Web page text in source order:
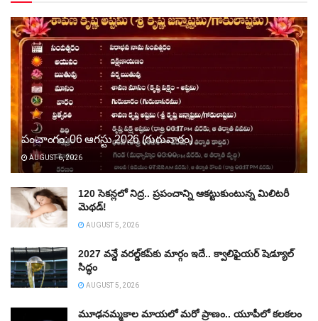
పంచాంగం: 06 ఆగస్టు 2026 (గురువారం)
AUGUST 6, 2026
120 సెకన్లలో నిద్ర.. ప్రపంచాన్ని ఆకట్టుకుంటున్న మిలిటరీ
మెథడ్!
AUGUST 5, 2026
2027 వన్డే వరల్డ్‌కప్‌కు మార్గం ఇదే.. క్వాలిఫైయర్ షెడ్యూల్
సిద్ధం
AUGUST 5, 2026
మూఢనమ్మకాల మాయలో మరో ప్రాణం.. యూపీలో కలకలం